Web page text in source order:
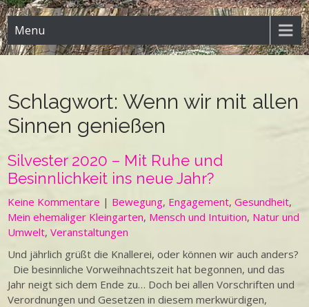
Menu
Schlagwort:Wenn wir mit allen
Sinnen genießen
Silvester 2020 – Mit Ruhe und
Besinnlichkeit ins neue Jahr?
Keine Kommentare | Bewegung, Engagement,Gesundheit,
Mein ehemaliger Kleingarten, Mensch und Intuition, Natur und
Umwelt,Veranstaltungen
Und jährlich grüßt die Knallerei, oder können wir auch anders?
Die besinnliche Vorweihnachtszeit hat begonnen, und das
Jahr neigt sich dem Ende zu… Doch bei allen Vorschriften und
Verordnungen und Gesetzen in diesem merkwürdigen,